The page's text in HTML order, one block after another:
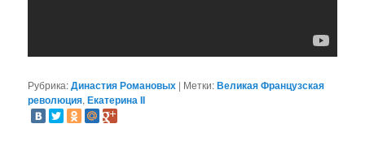
Рубрика:Династия Романовых | Метки:Великая Французская
революция,Екатерина II